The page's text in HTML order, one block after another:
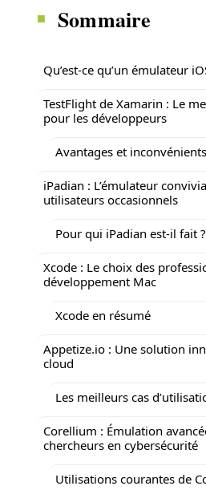
Sommaire
Qu’est-ce qu’un émulateur
TestFlight de Xamarin : Le
pour les développeurs
Avantages et
iPadian : L’émulateur
utilisateurs occasionnels
Pour qui iPadian est-il fait ?
Xcode : Le choix des
développement Mac
Xcode en résumé
Appetize.io : Une solution
cloud
Les meilleurs cas
Corellium : Émulation
chercheurs en cybersécurité
Utilisations courantes de